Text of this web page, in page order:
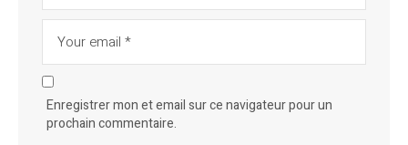
Enregistrer mon et email sur ce navigateur pour un
prochain commentaire.